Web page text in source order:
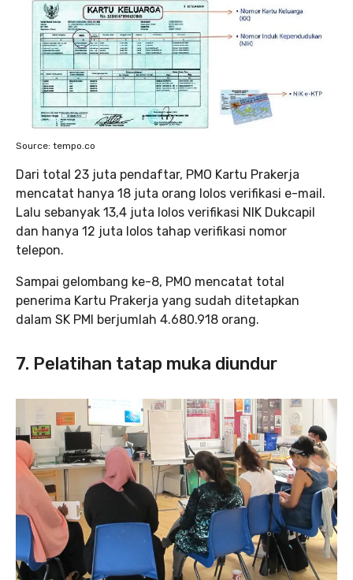
Source: tempo.co
Dari total 23 juta pendaftar, PMO Kartu Prakerja
mencatat hanya 18 juta orang lolos verifikasi e-mail.
Lalu sebanyak 13,4 juta lolos verifikasi NIK Dukcapil
dan hanya 12 juta lolos tahap verifikasi nomor
telepon.
Sampai gelombang ke-8, PMO mencatat total
penerima Kartu Prakerja yang sudah ditetapkan
dalam SK PMI berjumlah 4.680.918 orang.
7. Pelatihan tatap muka diundur